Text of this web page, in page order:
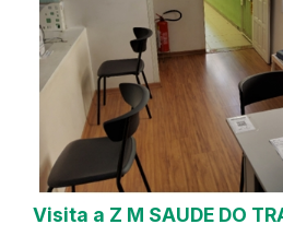
Visita a Z M SAUDE DO